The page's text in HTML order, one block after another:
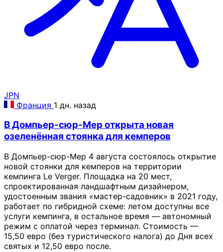
JPN
Франция 1 дн. назад
В Домпьер-сюр-Мер открыта новая
озеленённая стоянка для кемперов
В Домпьер-сюр-Мер 4 августа состоялось открытие
новой стоянки для кемперов на территории
кемпинга Le Verger. Площадка на 20 мест,
спроектированная ландшафтным дизайнером,
удостоенным звания «мастер-садовник» в 2021 году,
работает по гибридной схеме: летом доступны все
услуги кемпинга, в остальное время — автономный
режим с оплатой через терминал. Стоимость —
15,50 евро (без туристического налога) до Дня всех
святых и 12,50 евро после.